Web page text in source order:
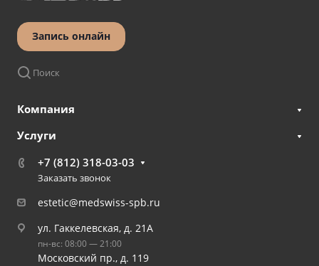
Запись онлайн
Поиск
Компания
Услуги
+7 (812) 318-03-03
Заказать звонок
estetic@medswiss-spb.ru
ул. Гаккелевская, д. 21А
пн-вс: 08:00 — 21:00
Московский пр., д. 119